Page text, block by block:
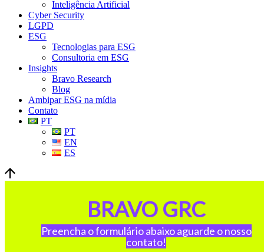
Inteligência Artificial
Cyber Security
LGPD
ESG
Tecnologias para ESG
Consultoria em ESG
Insights
Bravo Research
Blog
Ambipar ESG na mídia
Contato
PT
PT
EN
ES
BRAVO GRC
Preencha o formulário abaixo aguarde o nosso
contato!